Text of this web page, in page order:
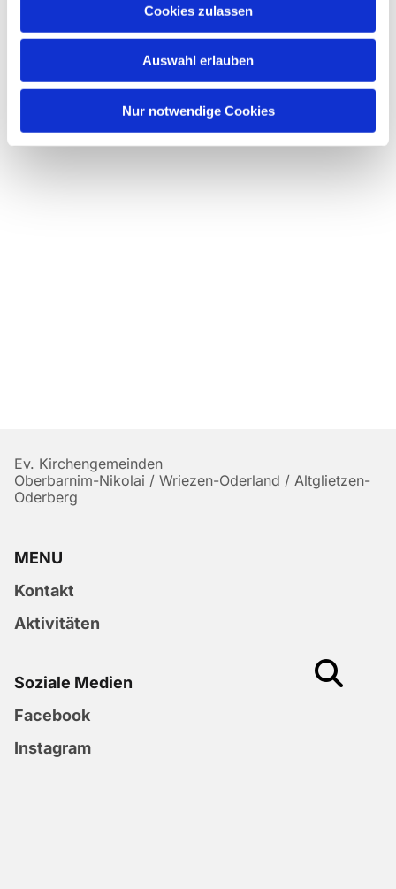
Cookies zulassen
Auswahl erlauben
Nur notwendige Cookies
Ev. Kirchengemeinden
Oberbarnim-Nikolai / Wriezen-Oderland / Altglietzen-
Oderberg
MENU
Kontakt
Aktivitäten
Soziale Medien
Facebook
Instagram